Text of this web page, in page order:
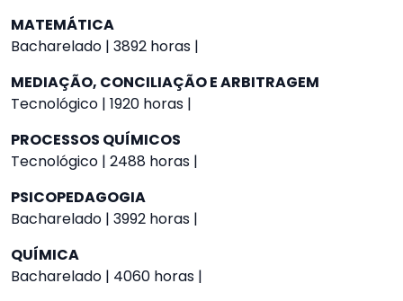
MATEMÁTICA
Bacharelado | 3892 horas |
MEDIAÇÃO, CONCILIAÇÃO E ARBITRAGEM
Tecnológico | 1920 horas |
PROCESSOS QUÍMICOS
Tecnológico | 2488 horas |
PSICOPEDAGOGIA
Bacharelado | 3992 horas |
QUÍMICA
Bacharelado | 4060 horas |